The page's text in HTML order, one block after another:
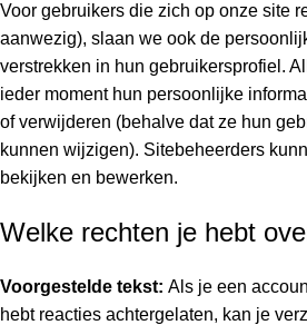
Voor gebruikers die zich op onze site
aanwezig), slaan we ook de
verstrekken in hun gebruikersprofiel.
ieder moment hun persoonlijke
of verwijderen (behalve dat ze hun
kunnen wijzigen). Sitebeheerders
bekijken en bewerken.
Welke rechten je hebt
Voorgestelde tekst: Als je een
hebt reacties achtergelaten, kan je